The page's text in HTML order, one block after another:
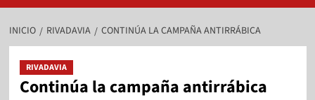
INICIO RIVADAVIA CONTINÚA LA CAMPAÑA ANTIRRÁBICA
RIVADAVIA
Continúa la campaña antirrábica